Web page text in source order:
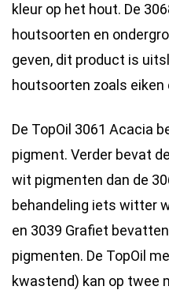
kleur op het hout. De
houtsoorten en
geven, dit product is
houtsoorten zoals eiken
De TopOil 3061 Acacia
pigment. Verder bevat
wit pigmenten dan de
behandeling iets witter
en 3039 Grafiet
pigmenten. De TopOil
kwastend) kan op twee